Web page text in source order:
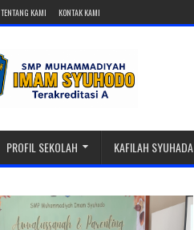
TENTANG KAMI KONTAK KAMI
PROFIL SEKOLAH KAFILAH SYUHADA